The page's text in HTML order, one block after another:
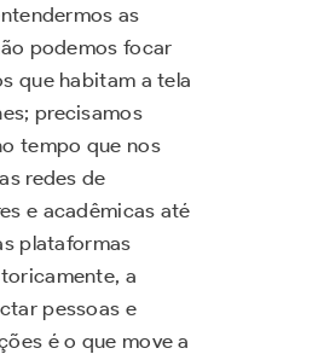
as
podemos focar
que habitam a tela
precisamos
tempo que nos
redes de
e acadêmicas até
plataformas
a
pessoas e
é o que move a